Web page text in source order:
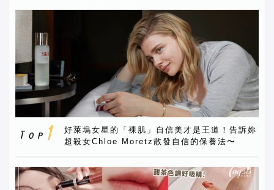
好萊塢女星的「裸肌」自信美才是王道！告訴妳
超殺女Chloe Moretz散發自信的保養法〜